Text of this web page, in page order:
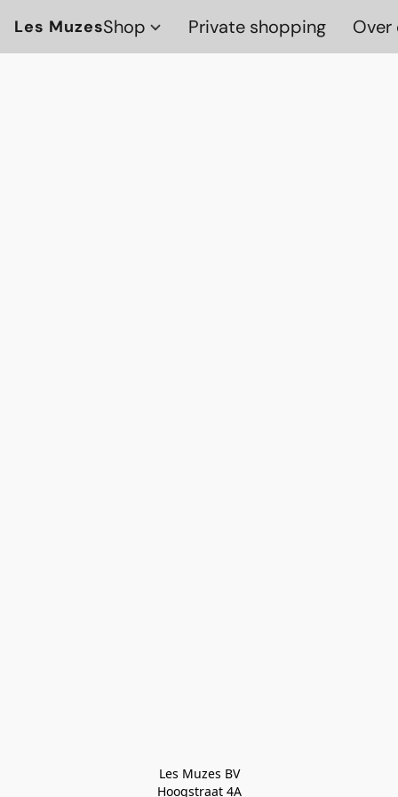
Les MuzesShop Private shopping Over
Les Muzes BV
Hoogstraat 4A